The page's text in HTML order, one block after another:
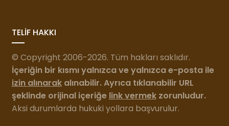
TELİF HAKKI
© Copyright 2006-2026. Tüm hakları saklıdır.
İçeriğin bir kısmı yalnızca ve yalnızca e-posta ile
izin alınarakalınabilir. Ayrıca tıklanabilir URL
şeklinde orijinal içeriğe link vermekzorunludur.
Aksi durumlarda hukuki yollara başvurulur.